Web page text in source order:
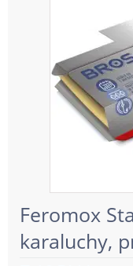
Feromox
karaluchy,